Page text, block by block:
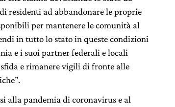
residenti ad abbandonare le proprie
per mantenere le comunità al
in tutto lo stato in queste condizioni
e i suoi partner federali e locali
e rimanere vigili di fronte alle
alla pandemia di coronavirus e al